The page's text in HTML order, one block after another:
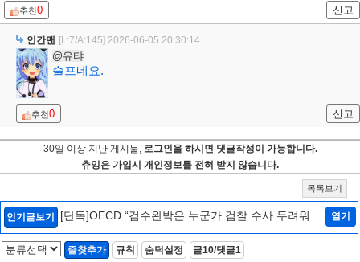
추천0 신고
인간맨 [L:7/A:145] 2026-06-05 20:30:14
@유탸
슬프네요.
추천0 신고
30일 이상 지난 게시물, 로그인을 하시면 댓글작성이 가능합니다.
츄잉은 가입시 개인정보를 전혀 받지 않습니다.
목록보기
인기글보기
[단독]OECD “검수완박은 누군가 검찰 수사 두려워하
는 것…韓정부에 엄중 경고안 낼 수도”[인터뷰/법조
Zoom In] [2]
열기
즐찾추가 규칙 숨덕설정 글10/댓글1